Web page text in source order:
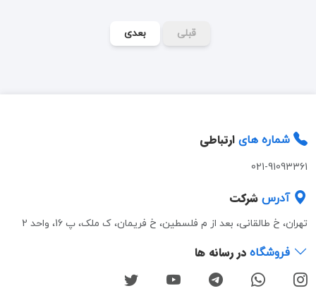
قبلی بعدی
شماره های ارتباطی
021-91093361
آدرس شرکت
تهران، خ طالقانی، بعد از م فلسطین، خ فریمان، ک ملک، پ 16، واحد 2
فروشگاه در رسانه ها